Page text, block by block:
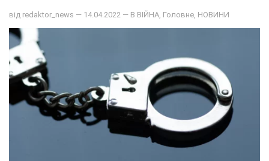
від redaktor_news — 14.04.2022 — В ВІЙНА Головне НОВИНИ